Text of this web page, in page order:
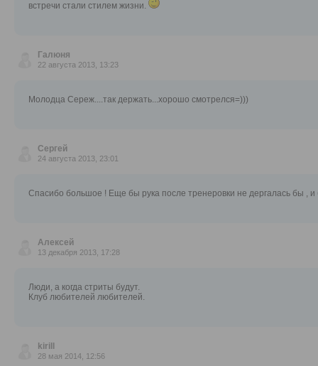
встречи стали стилем жизни.
Галюня
22 августа 2013, 13:23
Молодца Сереж....так держать...хорошо смотрелся=)))
Сергей
24 августа 2013, 23:01
Спасибо большое ! Еще бы рука после тренеровки не дергалась бы ,
Алексей
13 декабря 2013, 17:28
Люди, а когда стриты будут.
Клуб любителей любителей.
kirill
28 мая 2014, 12:56